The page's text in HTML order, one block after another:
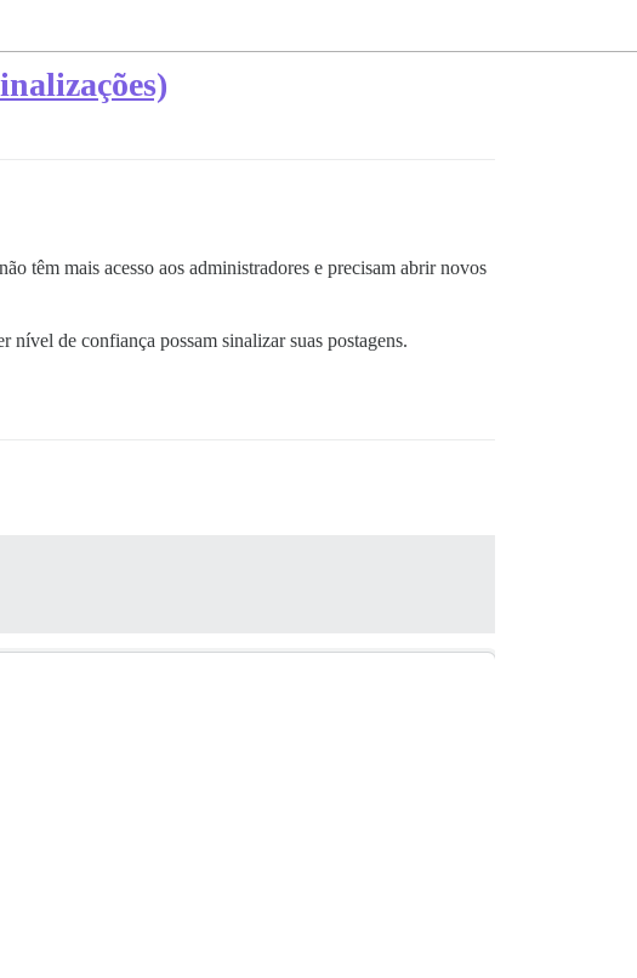
têm mais acesso aos administradores e precisam abrir novos
nível de confiança possam sinalizar suas postagens.